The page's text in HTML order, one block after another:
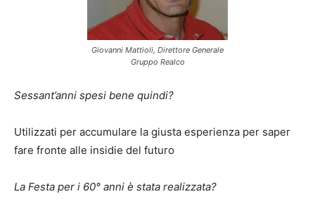
Giovanni Mattioli, Direttore Generale
Gruppo Realco
Sessant’anni spesi bene quindi?
Utilizzati per accumulare la giusta esperienza per saper
fare fronte alle insidie del futuro
La Festa per i 60° anni è stata realizzata?